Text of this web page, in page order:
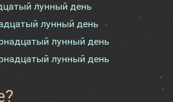
лунный день
лунный день
лунный день
лунный день